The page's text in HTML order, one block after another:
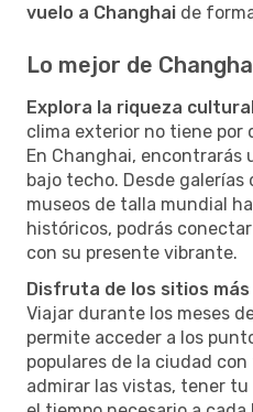
vuelo a Changhai de
Lo mejor de
Explora la riqueza
clima exterior no tiene por
En Changhai,
bajo techo. Desde galerías
museos de talla mundial
históricos, podrás
con su presente vibrante.
Disfruta de los sitios
Viajar durante los meses
permite acceder a los
populares de la ciudad
admirar las vistas, tener